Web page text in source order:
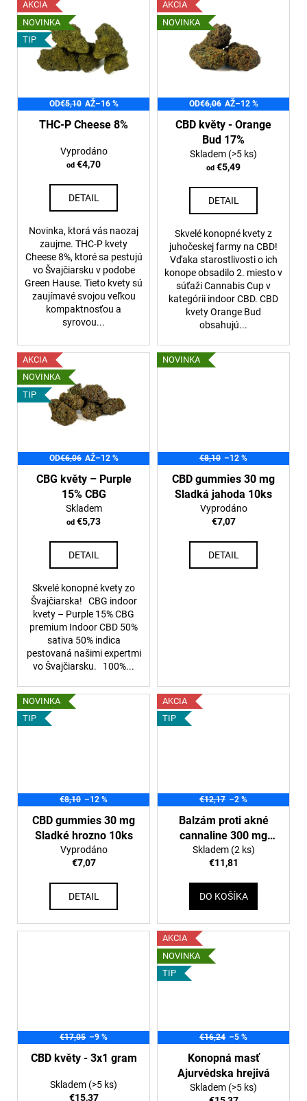
p
r
o
k
ý
p
r
AKCIA
NOVINKA
TIP
OD€5,10 AŽ–16 %
THC-P Cheese 8%
Vyprodáno
od €4,70
DETAIL
Novinka, ktorá vás naozaj
zaujme. THC-P kvety
Cheese 8%, ktoré sa pestujú
vo Švajčiarsku v podobe
Green Hause. Tieto kvety sú
zaujímavé svojou veľkou
kompaktnosťou a
syrovou...
AKCIA
NOVINKA
OD€6,06 AŽ–12 %
CBD květy - Orange
Bud 17%
Skladem (>5 ks)
od €5,49
DETAIL
Skvelé konopné kvety z
juhočeskej farmy na CBD!
Vďaka starostlivosti o ich
konope obsadilo 2. miesto v
súťaži Cannabis Cup v
kategórii indoor CBD. CBD
kvety Orange Bud
obsahujú...
AKCIA
NOVINKA
TIP
OD€6,06 AŽ–12 %
CBG květy – Purple
15% CBG
Skladem
od €5,73
DETAIL
Skvelé konopné kvety zo
Švajčiarska! CBG indoor
kvety – Purple 15% CBG
premium Indoor CBD 50%
sativa 50% indica
pestovaná našimi expertmi
vo Švajčiarsku. 100%...
NOVINKA
€8,10 –12 %
CBD gummies 30 mg
Sladká jahoda 10ks
Vyprodáno
€7,07
DETAIL
NOVINKA
TIP
€8,10 –12 %
CBD gummies 30 mg
Sladké hrozno 10ks
Vyprodáno
€7,07
DETAIL
AKCIA
TIP
€12,17 –2 %
Balzám proti akné
cannaline 300 mg
CBD
Skladem (2 ks)
€11,81
DO KOŠÍKA
€17,05 –9 %
CBD květy - 3x1 gram
Skladem (>5 ks)
€15,37
AKCIA
NOVINKA
TIP
€16,24 –5 %
Konopná masť
Ajurvédska hrejivá
Skladem (>5 ks)
100MG
CBD
(80G)
€3,36